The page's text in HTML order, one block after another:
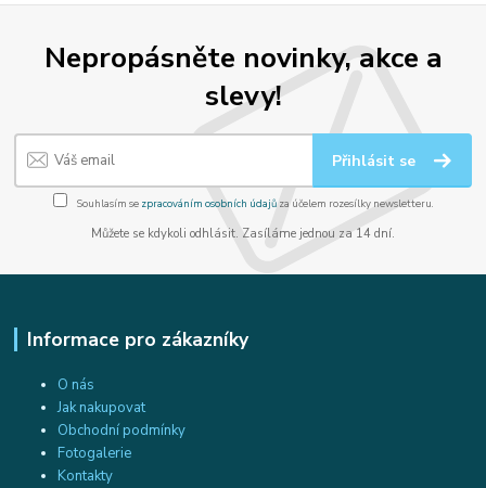
Nepropásněte novinky, akce a
slevy!
Přihlásit se
Souhlasím se zpracováním osobních údajůza účelem rozesílky newsletteru.
Můžete se kdykoli odhlásit. Zasíláme jednou za 14 dní.
Informace pro zákazníky
O nás
Jak nakupovat
Obchodní podmínky
Fotogalerie
Kontakty